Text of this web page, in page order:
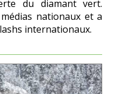
du diamant vert.
nationaux et a
internationaux.